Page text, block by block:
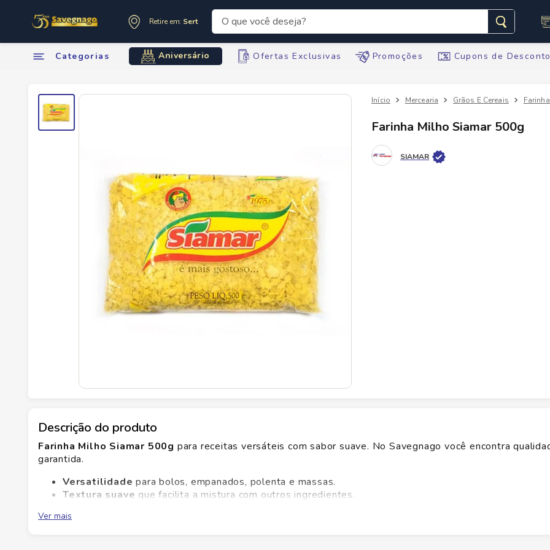
Retire em: Sertãozinho
O que você deseja?
Categorias Aniversário Ofertas Exclusivas Promoções Cupons de Desconto
Mercearia Grãos E Cereais
Farinha Milho Siamar 500g
SIAMAR
Descrição do produto
Farinha Milho Siamar 500g para receitas versáteis com sabor suave. No Savegnago você encontra
garantida.
Versatilidade para bolos, empanados, polenta e massas.
Textura suave que facilita a mistura com outros ingredientes.
Praticidade
Ver mais
Termos mais buscados
leite
3º
cerveja
8º
leite integral
9º
aniversario
chocolate